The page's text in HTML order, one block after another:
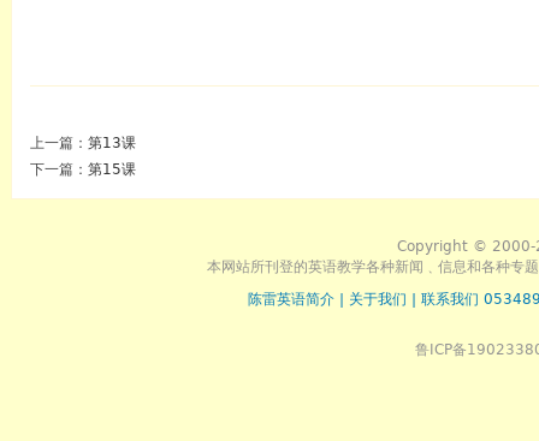
上一篇： 第13课
下一篇： 第15课
Copyright © 2000-
本网站所刊登的英语教学各种新闻﹑信息和各种专
陈雷英语简介
关于我们 联系我们
鲁ICP备